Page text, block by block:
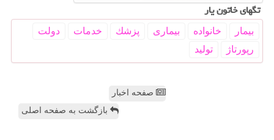
تگهای خاتون یار
بیمار خانواده بیماری پزشك خدمات
دولت
رپورتاژ
تولید
صفحه اخبار
بازگشت به صفحه اصلی